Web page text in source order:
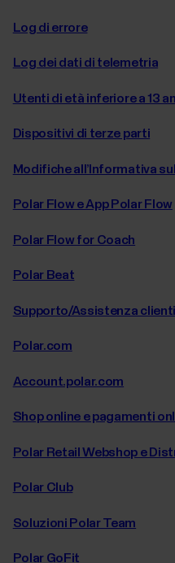
Log di errore
Log dei dati di telemetria
Utenti di età inferiore a 13
Dispositivi di terze parti
Modifiche all’Informativa
Polar Flow e App Polar Flow
Polar Flow for Coach
Polar Beat
Supporto/Assistenza clienti
Polar.com
Account.polar.com
Shop online e pagamenti
Polar Retail Webshop e
Polar Club
Soluzioni Polar Team
Polar GoFit